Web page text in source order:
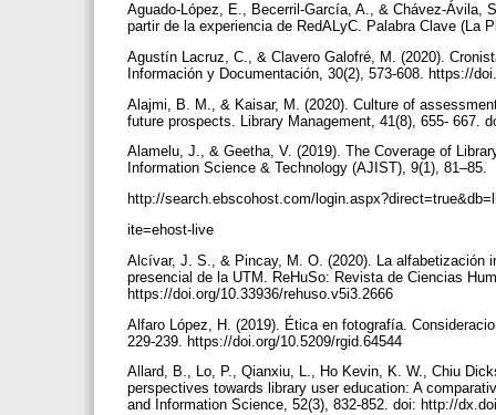
Aguado-López, E., Becerril-García, A., & Chávez-Ávila,
partir de la experiencia de RedALyC. Palabra Clave (La
Agustín Lacruz, C., & Clavero Galofré, M. (2020).
Información y Documentación, 30(2), 573-608. https://
Alajmi, B. M., & Kaisar, M. (2020). Culture of
future prospects. Library Management, 41(8), 655- 667.
Alamelu, J., & Geetha, V. (2019). The Coverage of
Information Science & Technology (AJIST), 9(1), 81–85.
http://search.ebscohost.com/
ite=ehost-live
Alcívar, J. S., & Pincay, M. O. (2020). La alfabetización
presencial de la UTM. ReHuSo: Revista de Ciencias
https://doi.org/10.33936/rehuso.v5i3.2666
Alfaro López, H. (2019). Ética en fotografía.
229-239. https://doi.org/10.5209/rgid.64544
Allard, B., Lo, P., Qianxiu, L., Ho Kevin, K. W., Chiu
perspectives towards library user education: A
and Information Science, 52(3), 832-852. doi: http://